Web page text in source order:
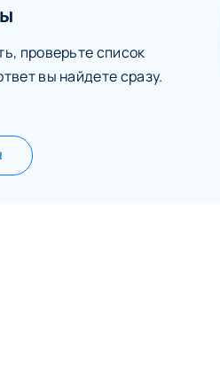
проверьте список
вы найдете сразу.